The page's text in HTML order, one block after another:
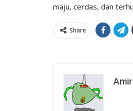
maju, cerdas, dan
Share